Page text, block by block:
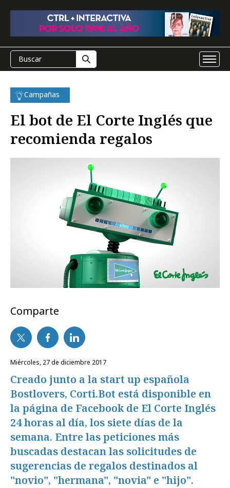
Campañas
El bot de El Corte Inglés que
recomienda regalos
Comparte
miércoles, 27 de diciembre 2017
Creado junto a la start up española
Bostlovers, Corti.Bot está disponible en
la página de Facebook de El Corte Inglés
24 horas al día, los siete días de la
semana. Entre las peticiones más
buscadas destacan las solicitudes de
sugerencias de regalos destinados al
"novio", "hermana", "novia" e "hijo".